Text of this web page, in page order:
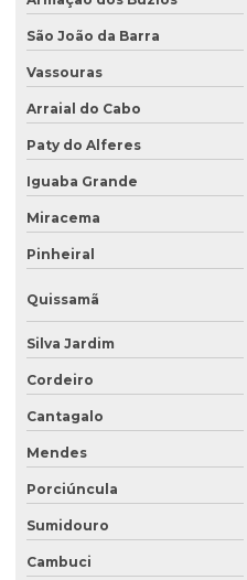
Coleta de água
Coleta de água para análise
Coleta de água para análise
Coleta de água para análise
Coleta de água industrial
Coleta de amostra de água
Coleta de amostras de água
Coleta de amostras de água e
Coleta de efluentes líquidos
Consultoria ambiental
Consultoria ambiental para
São João da Barra
Vassouras
Arraial do Cabo
Paty do Alferes
Iguaba Grande
Miracema
Pinheiral
Quissamã
Silva Jardim
Cordeiro
Cantagalo
Mendes
Porciúncula
Sumidouro
Cambuci